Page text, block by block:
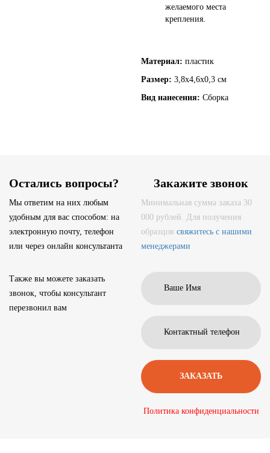
желаемого места
крепления.
Материал: пластик
Размер: 3,8х4,6х0,3 см
Вид нанесения: Сборка
Остались вопросы?
Мы ответим на них любым
удобным для вас способом: на
электронную почту, телефон
или через онлайн консультанта
Также вы можете заказать
звонок, чтобы консультант
перезвонил вам
Закажите звонок
Минимальная сумма заказа 30
000 рублей. Для получения
образцов свяжитесь с нашими
менеджерами
Политика конфиденциальности